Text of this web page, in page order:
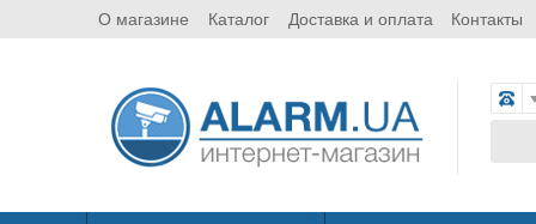
О магазине Каталог Доставка и оплата Контакты